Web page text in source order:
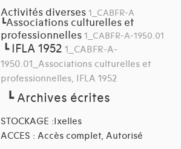
Activités diverses 1_CABFR-A
┗Associations culturelles et
professionnelles 1_CABFR-A-1950.01
┗ IFLA 1952 1_CABFR-A-
1950.01_Associations culturelles et
professionnelles, IFLA 1952
┗Archives écrites
STOCKAGE :Ixelles
ACCES : Accès complet, Autorisé